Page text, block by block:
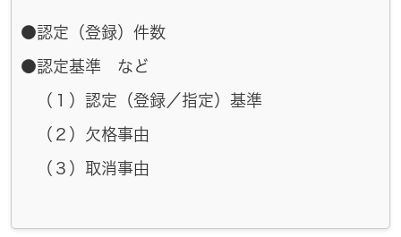
●認定（登録）件数
●認定基準 など
（１）認定（登録／指定）基準
（２）欠格事由
（３）取消事由